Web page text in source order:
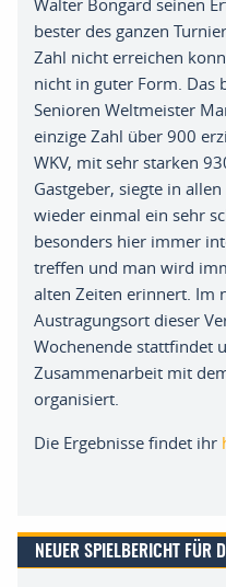
Walter Bongard seinen
bester des ganzen
Zahl nicht erreichen
nicht in guter Form. Das
Senioren Weltmeister
einzige Zahl über 900
WKV, mit sehr starken
Gastgeber, siegte in
wieder einmal ein sehr
besonders hier immer
treffen und man wird
alten Zeiten erinnert. Im
Austragungsort dieser
Wochenende stattfindet
Zusammenarbeit mit
organisiert.
Die Ergebnisse findet ihr
NEUER SPIELBERICHT